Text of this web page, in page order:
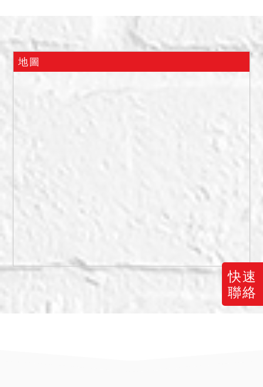
快速
聯絡
則不點交。
二、本件執行標的建物經本
有第三人於該建物內自殺
物，係未辦理建築物所有權
後拍定人不能持權利移轉證
書辦理所有權移轉登記，亦
不得以面積不符，請求減少
價金，或撤銷拍定，拍定人
應自行承擔受拆除之危險。
備註
一、上開不動產3宗合併拍
二、拍賣價額合計新台幣：
地圖